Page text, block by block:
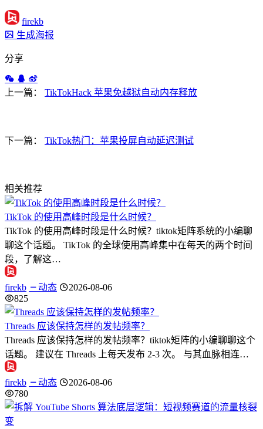
firekb
生成海报
分享
上一篇： TikTokHack 苹果免越狱自动内存释放
下一篇： TikTok热门：苹果投屏自动延迟测试
相关推荐
TikTok 的使用高峰时段是什么时候？
TikTok 的使用高峰时段是什么时候？tiktok矩阵系统的小编聊
聊这个话题。 TikTok 的全球使用高峰集中在每天的两个时间
段，了解这…
firekb 动态
2026-08-06
825
Threads 应该保持怎样的发帖频率？
Threads 应该保持怎样的发帖频率？tiktok矩阵的小编聊聊这个
话题。 建议在 Threads 上每天发布 2-3 次。 与其血脉相连…
firekb 动态
2026-08-06
780